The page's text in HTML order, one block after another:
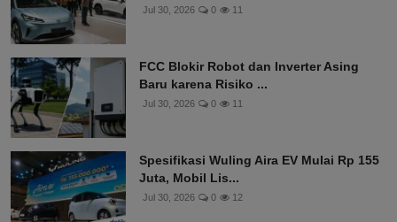
Jul 30, 2026 0 11
FCC Blokir Robot dan Inverter Asing
Baru karena Risiko ...
Jul 30, 2026 0 11
Spesifikasi Wuling Aira EV Mulai Rp 155
Juta, Mobil Lis...
Jul 30, 2026 0 12